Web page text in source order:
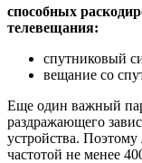
способных
телевещания:
спутниковый
вещание со
Еще один важный
раздражающего
устройства. Поэтому
частотой не менее